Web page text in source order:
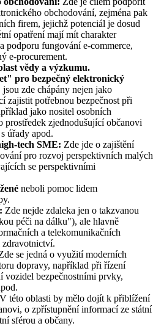
obchodování, zejména pak
firem, jejichž potenciál je dosud
opatření mají mít charakter
podporu fungování e-commerce,
e-procurement.
vědy a výzkumu.
pro bezpečný elektronický
zde chápány nejen jako
zajistit potřebnou bezpečnost při
jako nositel osobních
prostředek zjednodušující občanovi
úřady apod.
tech SME: Zde jde o zajištění
pro rozvoj perspektivních malých
se perspektivními
neboli pomoc lidem
Zde nejde zdaleka jen o takzvanou
péči na dálku"), ale hlavně
a telekomunikačních
zdravotnictví.
se jedná o využití moderních
dopravy, například při řízení
vozidel bezpečnostními prvky,
V této oblasti by mělo dojít k přiblížení
o zpřístupnění informací ze státní
sférou a občany.